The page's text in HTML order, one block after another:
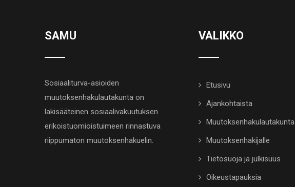
SAMU
Sosiaaliturva-asioiden
muutoksenhakulautakunta on
lakisääteinen sosiaalivakuutuksen
erikoistuomioistuimeen rinnastuva
riippumaton muutoksenhakuelin.
VALIKKO
Etusivu
Ajankohtaista
Muutoksenhakulautakunta
Muutoksenhakijalle
Tietosuoja ja julkisuus
Oikeustapauksia